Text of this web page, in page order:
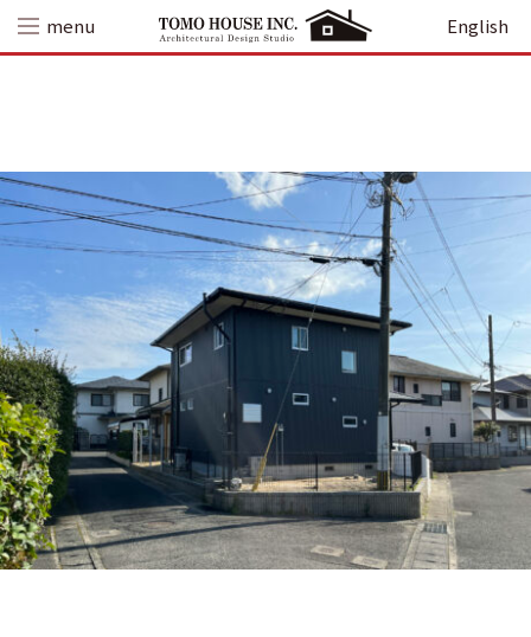
content
menu English